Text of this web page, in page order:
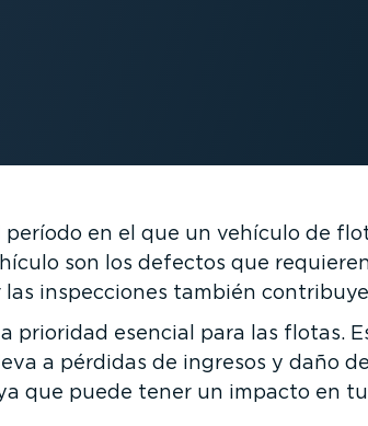
en el que un vehículo de
son los defectos que
las inspec­ciones también
esencial para las flotas.
a pérdidas de ingresos y daño
que puede tener un impacto en